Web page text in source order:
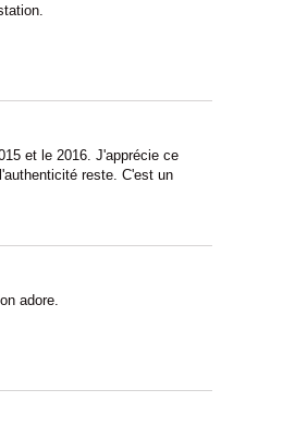
et le 2016. J'apprécie ce
reste. C'est un
adore.